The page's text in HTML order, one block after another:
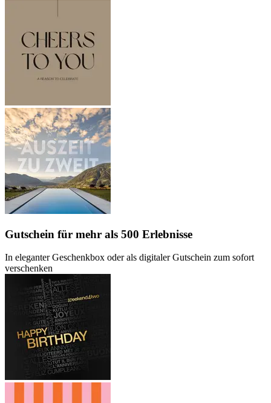
Gutschein für mehr als 500 Erlebnisse
In eleganter Geschenkbox oder als digitaler Gutschein zum sofort
verschenken